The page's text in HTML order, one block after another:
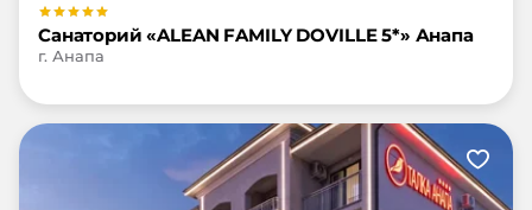
Санаторий «ALEAN FAMILY DOVILLE 5*» Анапа
г. Анапа